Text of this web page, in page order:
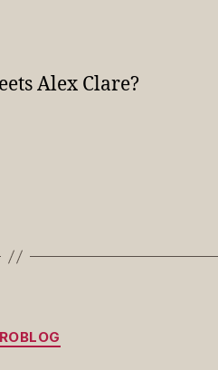
Alex Clare?
Kategorien